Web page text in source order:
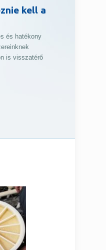
kell a
és hatékony
is visszatérő